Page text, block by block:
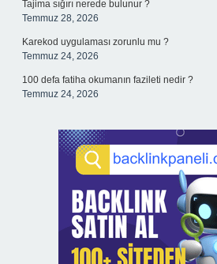
Tajima sığırı nerede bulunur ?
Temmuz 28, 2026
Karekod uygulaması zorunlu mu ?
Temmuz 24, 2026
100 defa fatiha okumanın fazileti nedir ?
Temmuz 24, 2026